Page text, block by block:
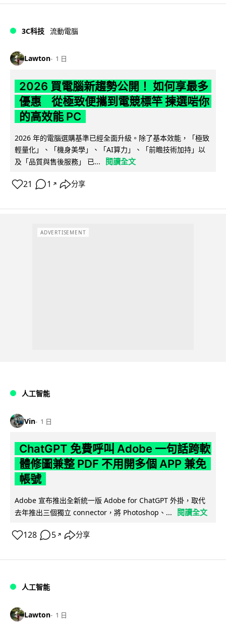
3C科技 流動電腦
Lawton 1 日
2026 買電腦新趨勢公開！ 如何享最多
優惠 從極致便攜到電競標竿 揀選啱你
的高效能 PC
2026 年的電腦選購基準已經全面升級。除了基本效能，「極致
輕量化」、「機身美學」、「AI算力」、「前瞻技術加持」以
及「品質與售後服務」 已...
閱讀全文
21 1 ↗ 分享
ADVERTISEMENT
人工智能
Vin 1 日
ChatGPT 免費呼叫 Adobe 一句話跨軟
體修圖兼整 PDF 不用開多個 APP 兼免
帳號
Adobe 宣布推出全新統一版 Adobe for ChatGPT 外掛，取代
去年推出三個獨立 connector，將 Photoshop、...
閱讀全文
128 5 ↗ 分享
人工智能
Lawton 1 日